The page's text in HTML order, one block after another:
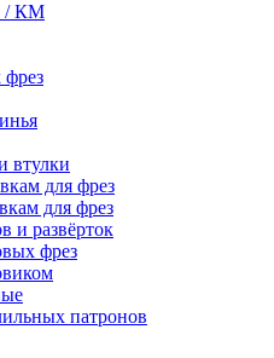
/ КМ
втулки
для фрез
для фрез
и развёрток
фрез
патронов